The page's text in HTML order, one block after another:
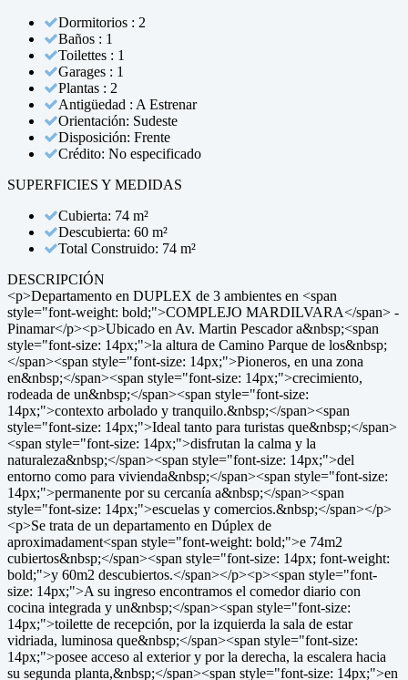
Dormitorios : 2
Baños : 1
Toilettes : 1
Garages : 1
Plantas : 2
Antigüedad : A Estrenar
Orientación: Sudeste
Disposición: Frente
Crédito: No especificado
SUPERFICIES Y MEDIDAS
Cubierta: 74 m²
Descubierta: 60 m²
Total Construido: 74 m²
DESCRIPCIÓN
<p>Departamento en DUPLEX de 3 ambientes en <span
style="font-weight: bold;">COMPLEJO MARDILVARA</span> -
Pinamar</p><p>Ubicado en Av. Martin Pescador a&nbsp;<span
style="font-size: 14px;">la altura de Camino Parque de los&nbsp;
</span><span style="font-size: 14px;">Pioneros, en una zona
en&nbsp;</span><span style="font-size: 14px;">crecimiento,
rodeada de un&nbsp;</span><span style="font-size:
14px;">contexto arbolado y tranquilo.&nbsp;</span><span
style="font-size: 14px;">Ideal tanto para turistas que&nbsp;</span>
<span style="font-size: 14px;">disfrutan la calma y la
naturaleza&nbsp;</span><span style="font-size: 14px;">del
entorno como para vivienda&nbsp;</span><span style="font-size:
14px;">permanente por su cercanía a&nbsp;</span><span
style="font-size: 14px;">escuelas y comercios.&nbsp;</span></p>
<p>Se trata de un departamento en Dúplex de
aproximadament<span style="font-weight: bold;">e 74m2
cubiertos&nbsp;</span><span style="font-size: 14px; font-weight:
bold;">y 60m2 descubiertos.</span></p><p><span style="font-
size: 14px;">A su ingreso encontramos el comedor diario con
cocina integrada y un&nbsp;</span><span style="font-size:
14px;">toilette de recepción, por la izquierda la sala de estar
vidriada, luminosa que&nbsp;</span><span style="font-size:
14px;">posee acceso al exterior y por la derecha, la escalera hacia
su segunda planta,&nbsp;</span><span style="font-size: 14px;">en